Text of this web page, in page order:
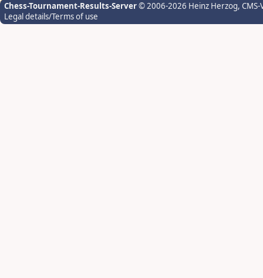
Chess-Tournament-Results-Server© 2006-2026 Heinz Herzog,
Legal details/Terms of use